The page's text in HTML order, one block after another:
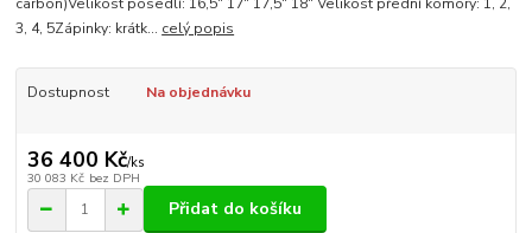
carbon)Velikost posedlí: 16,5" 17" 17,5" 18" Velikost přední komory: 1, 2,
3, 4, 5Zápinky: krátk... celý popis
Dostupnost Na objednávku
36 400 Kč/ks
30 083 Kč bez DPH
Přidat do košíku